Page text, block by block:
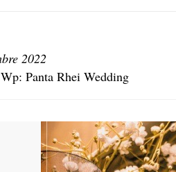
2022
Panta Rhei Wedding